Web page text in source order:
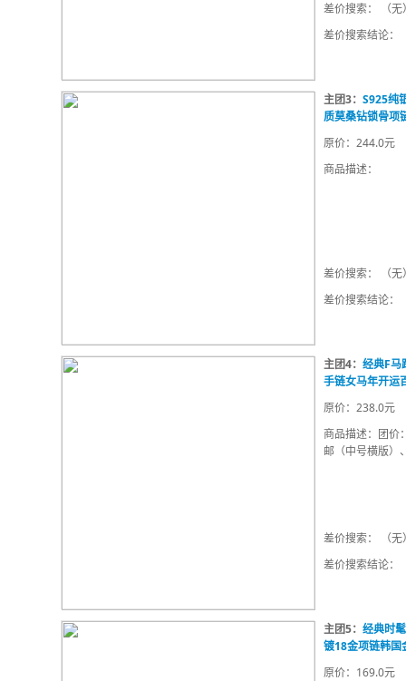
差价搜索： （无
差价搜索结论：
主团3： S925纯
质莫桑钻锁骨项
原价：244.0元
商品描述：
差价搜索： （无
差价搜索结论：
主团4： 经典F马
手链女马年开运
原价：238.0元
商品描述：团价
邮（中号横版）
差价搜索： （无
差价搜索结论：
主团5： 经典时
镀18金项链韩国
原价：169.0元